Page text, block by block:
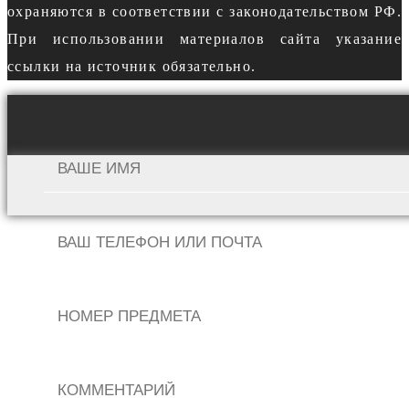
охраняются в соответствии с законодательством РФ.
При использовании материалов сайта указание
ссылки на источник обязательно.